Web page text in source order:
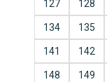
127 128
134 135
141 142
148 149